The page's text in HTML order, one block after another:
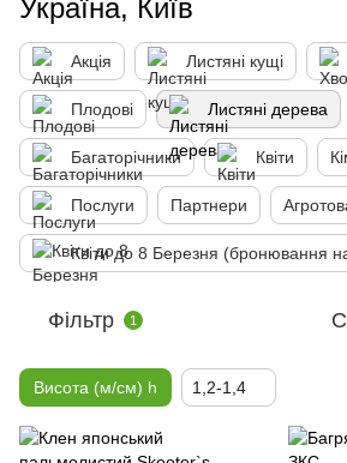
Україна, Київ
Акція Листяні кущі
Плодові Листяні дерева
Багаторічники Квіти
Послуги Партнери
Квіти до 8 Березня (бронювання
Фільтр 1
Висота (м/см) h 1,2-1,4